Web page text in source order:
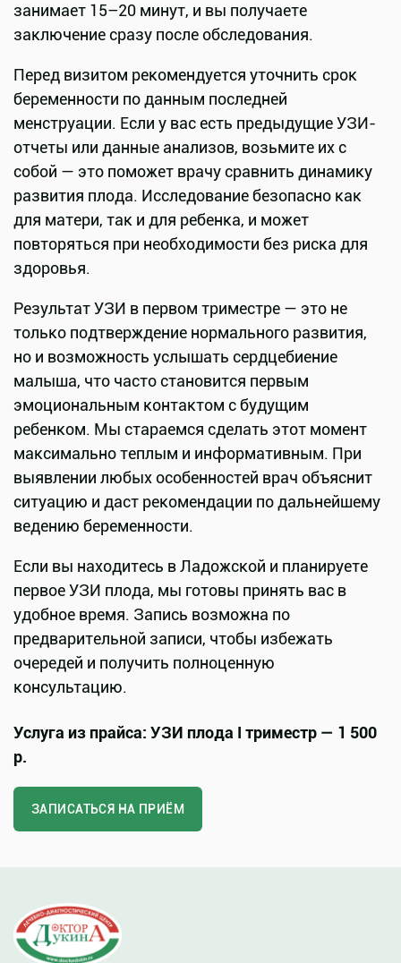
занимает 15–20 минут, и вы получаете
заключение сразу после обследования.
Перед визитом рекомендуется уточнить срок
беременности по данным последней
менструации. Если у вас есть предыдущие УЗИ-
отчеты или данные анализов, возьмите их с
собой — это поможет врачу сравнить динамику
развития плода. Исследование безопасно как
для матери, так и для ребенка, и может
повторяться при необходимости без риска для
здоровья.
Результат УЗИ в первом триместре — это не
только подтверждение нормального развития,
но и возможность услышать сердцебиение
малыша, что часто становится первым
эмоциональным контактом с будущим
ребенком. Мы стараемся сделать этот момент
максимально теплым и информативным. При
выявлении любых особенностей врач объяснит
ситуацию и даст рекомендации по дальнейшему
ведению беременности.
Если вы находитесь в Ладожской и планируете
первое УЗИ плода, мы готовы принять вас в
удобное время. Запись возможна по
предварительной записи, чтобы избежать
очередей и получить полноценную
консультацию.
Услуга из прайса: УЗИ плода I триместр — 1 500
р.
ЗАПИСАТЬСЯ НА ПРИЁМ